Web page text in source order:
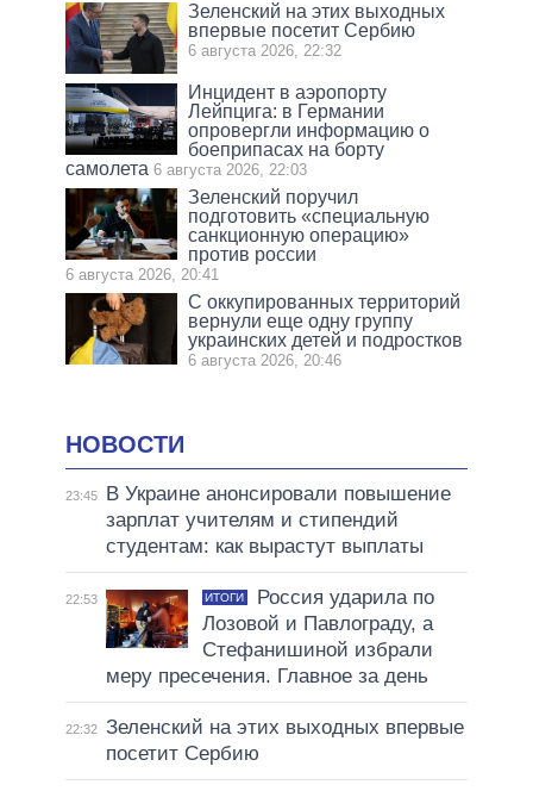
Зеленский на этих выходных
впервые посетит Сербию
6 августа 2026, 22:32
Инцидент в аэропорту
Лейпцига: в Германии
опровергли информацию о
боеприпасах на борту
самолета 6 августа 2026, 22:03
Зеленский поручил
подготовить «специальную
санкционную операцию»
против россии
6 августа 2026, 20:41
С оккупированных территорий
вернули еще одну группу
украинских детей и подростков
6 августа 2026, 20:46
НОВОСТИ
23:45
В Украине анонсировали повышение
зарплат учителям и стипендий
студентам: как вырастут выплаты
22:53 ИТОГИ
Россия ударила по
Лозовой и Павлограду, а
Стефанишиной избрали
меру пресечения. Главное за день
22:32 Зеленский на этих выходных впервые
посетит Сербию